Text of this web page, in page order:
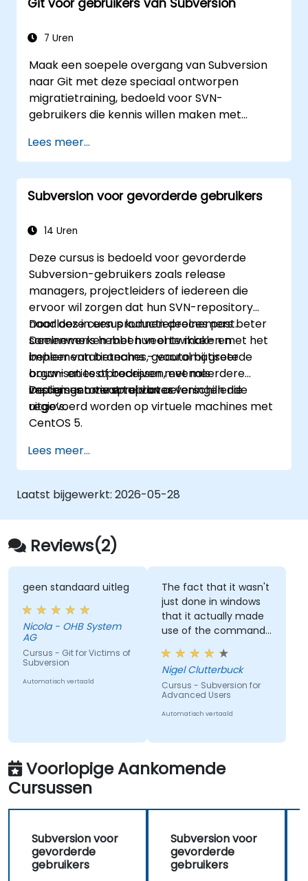
7 Uren
Maak een soepele overgang van Subversion
naar Git met deze speciaal ontworpen
migratietraining, bedoeld voor SVN-
gebruikers die kennis willen maken met
deze praktijkgerichte cursus worden de
basisconcepten van Git behandeld, evenals
dagelijkse werkprocessen, geavanceerde
strategieën voor het aanmaken en
migratieprocedures, de interne werking van
Hierdoor kunnen ontwikkelaars
veelvoorkomende valkuilen vermijden en
vertrouwd en efficiënt moderne DVCS-
werkwijzen toepassen, waardoor
samenwerking en sneller
softwareontwikkelen mogelijk worden.
Lees meer...
Subversion voor gevorderde gebruikers
14 Uren
Deze cursus is bedoeld voor gevorderde
Subversion-gebruikers zoals release
managers, projectleiders of iedereen die
ervoor wil zorgen dat hun SVN-repository
naadloos in een productieproces past.
Deelnemers hebben veel te maken met het
beheer van branches, geautomatiseerde
bouw- en testprocessen, evenals
implementatie en updates.
Door deze cursus kunnen deelnemers beter
samenwerken met hun ontwikkel- en
implementatieteams – vooral bij grote
organisaties of bedrijven met meerdere
vestigingen verspreid over verschillende
regio’s.
De cursus omvat tal van oefeningen die
uitgevoerd worden op virtuele machines met
CentOS 5.
Lees meer...
Laatst bijgewerkt: 2026-05-28
Reviews(2)
geen standaard uitleg
Nicola - OHB System
AG
Cursus - Git for Victims of
Subversion
Automatisch vertaald
The fact that it wasn't
just done in windows
that it actually made
use of the command
line as we may not
always have windows
to work with.
Nigel Clutterbuck
Cursus - Subversion for
Advanced Users
Automatisch vertaald
Voorlopige Aankomende
Cursussen
Subversion voor
gevorderde
gebruikers
Subversion voor
gevorderde
gebruikers